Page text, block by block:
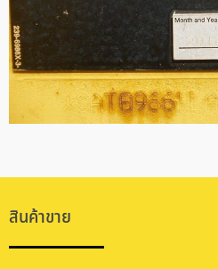
สินค้าขาย